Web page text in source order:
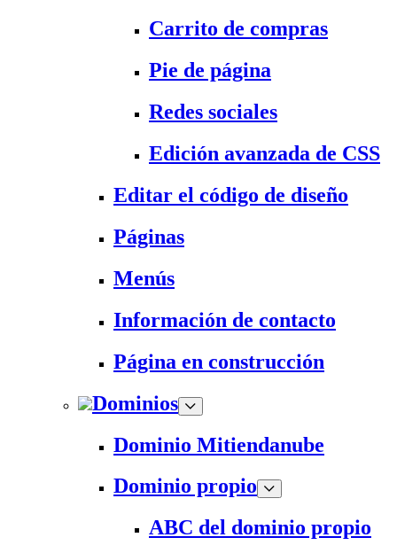
Carrito de compras
Pie de página
Redes sociales
Edición avanzada de CSS
Editar el código de diseño
Páginas
Menús
Información de contacto
Página en construcción
Dominios
Dominio Mitiendanube
Dominio propio
ABC del dominio propio